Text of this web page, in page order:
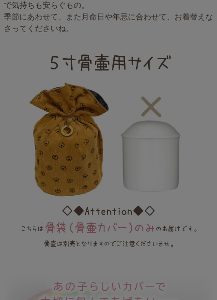
で気持ちも安らぐもの。
季節にあわせて、また月命日や年忌に合わせて、お着替えな
さってくださいね。